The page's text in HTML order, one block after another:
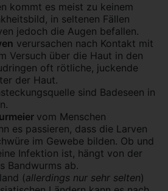
kommt es meist zu keinem
in seltenen Fällen
jedoch die Augen befallen.
verursachen nach Kontakt mit
Versuch über die Haut in den
oft rötliche, juckende
der Haut.
sind Badeseen in
vom Menschen
es passieren, dass die Larven
im Gewebe bilden. Ob und
Infektion ist, hängt von der
Bandwurms ab.
(allerdings nur sehr selten)